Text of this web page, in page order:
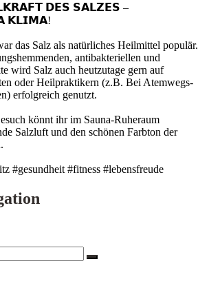
𝗗𝗘𝗦 𝗦𝗔𝗟𝗭𝗘𝗦 –
𝗞𝗟𝗜𝗠𝗔!
das Salz als natürliches Heilmittel populär.
antibakteriellen und
wird Salz auch heutzutage gern auf
oder Heilpraktikern (z.B. Bei Atemwegs-
erfolgreich genutzt.
könnt ihr im Sauna-Ruheraum
Salzluft und den schönen Farbton der
#gesundheit #fitness #lebensfreude